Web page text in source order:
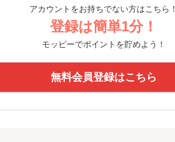
アカウントをお持ちでない方はこちら！
登録は簡単1分！
モッピーでポイントを貯めよう！
無料会員登録はこちら